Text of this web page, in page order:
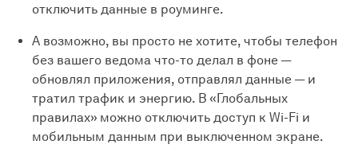
отключить данные в роуминге.
А возможно, вы просто не хотите, чтобы телефон
без вашего ведома что-то делал в фоне —
обновлял приложения, отправлял данные — и
тратил трафик и энергию. В «Глобальных
правилах» можно отключить доступ к Wi-Fi и
мобильным данным при выключенном экране.